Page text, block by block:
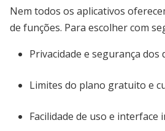
Nem todos os aplicativos
de funções. Para escolher com
Privacidade e segurança dos
Limites do plano gratuito e
Facilidade de uso e interface